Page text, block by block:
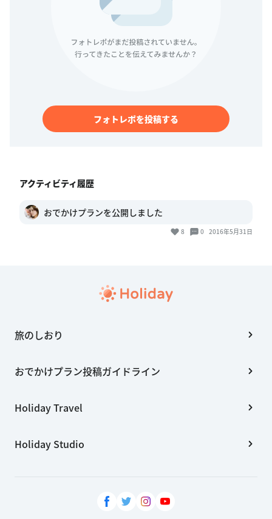
フォトレポを投稿する
アクティビティ履歴
おでかけプランを公開しました
8 0 2016年5月31日
旅のしおり
おでかけプラン投稿ガイドライン
Holiday Travel
Holiday Studio